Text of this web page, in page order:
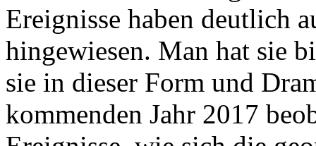
Ereignisse haben deutlich
hingewiesen. Man hat sie
sie in dieser Form und
kommenden Jahr 2017